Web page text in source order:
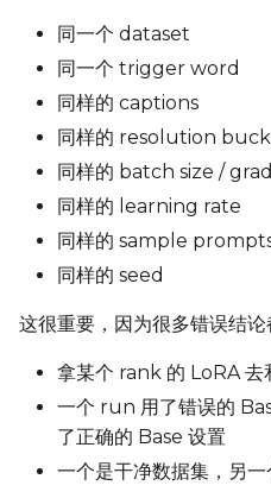
同一个 dataset
同一个 trigger word
同样的 captions
同样的 resolution
同样的 batch size /
同样的 learning rate
同样的 sample
同样的 seed
这很重要，因为很多错误结论
拿某个 rank 的 LoRA 去
一个 run 用了错误的
了正确的 Base 设置
一个是干净数据集，另